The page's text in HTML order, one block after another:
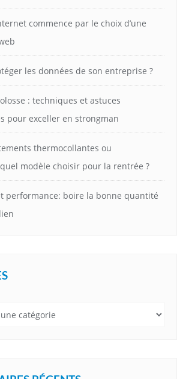
commence par le choix d’une
les données de son entreprise ?
: techniques et astuces
pour exceller en strongman
thermocollantes ou
modèle choisir pour la rentrée ?
performance: boire la bonne quantité